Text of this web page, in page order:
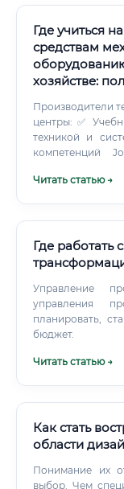
основной
специалистов.
Где учиться
средствам
хозяйстве:
Производители
центры: ✅ Учебный центр CLAAS — обучение работе с
техникой и
компетенций
Ростсельмаш —
земледелия —
повышает
закрывают
компетенциях
Читать статью →
Где работать
Управление
управления
планировать,
бюджет.
Читать статью →
Как стать
области
Понимание их
выбор. Чем